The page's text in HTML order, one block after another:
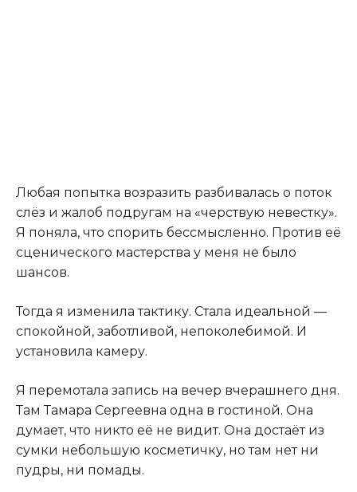
Любая попытка возразить разбивалась о поток
слёз и жалоб подругам на «черствую невестку».
Я поняла, что спорить бессмысленно. Против её
сценического мастерства у меня не было
шансов.
Тогда я изменила тактику. Стала идеальной —
спокойной, заботливой, непоколебимой. И
установила камеру.
Я перемотала запись на вечер вчерашнего дня.
Там Тамара Сергеевна одна в гостиной. Она
думает, что никто её не видит. Она достаёт из
сумки небольшую косметичку, но там нет ни
пудры, ни помады.